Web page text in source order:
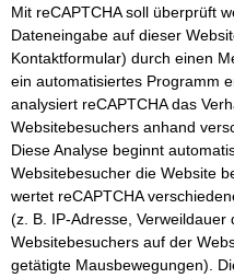
Mit reCAPTCHA soll überprüft
Dateneingabe auf dieser
Kontaktformular) durch einen
ein automatisiertes Programm
analysiert reCAPTCHA das
Websitebesuchers anhand
Diese Analyse beginnt
Websitebesucher die Website
wertet reCAPTCHA
(z. B. IP-Adresse, Verweildauer
Websitebesuchers auf der
getätigte Mausbewegungen).